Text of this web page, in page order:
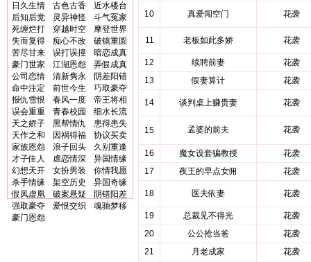
日久生情
古色古香
近水楼台
后知后觉
灵异神怪
斗气冤家
死缠烂打
穿越时空
摩登世界
失而复得
痴心不改
破镜重圆
苦尽甘来
误打误撞
暗恋成真
豪门世家
江湖恩怨
弄假成真
公司恋情
清新隽永
阴差阳错
命中注定
前世今生
巧取豪夺
报仇雪恨
春风一度
帝王将相
误会重重
青春校园
细水长流
天之娇子
黑帮情仇
患得患失
天作之和
因祸得福
协议买卖
家族恩怨
浪子回头
久别重逢
才子佳人
虐恋情深
异国情缘
幻想天开
女扮男装
你情我愿
杀手情缘
架空历史
异国奇缘
假凤虚凰
破案悬疑
阴错阳差
强取豪夺
爱恨交织
魂驰梦移
豪门恩怨
10 真爱闯空门 花袭
11 老板如此多娇 花袭
12 续聘前妻
花袭
13
假妻算计 花袭
14 谈判桌上赚贵妻 花袭
15 孟婆的前夫 花袭
16 魔女设套骗教授
花袭
17
夜王的早点女佣 花袭
18 医夫依妻 花袭
19 总裁见不得光
花袭
20
公公抢当爸
花袭
21
月老成家
花袭